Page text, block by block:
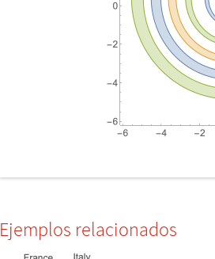
Ejemplos relacionados